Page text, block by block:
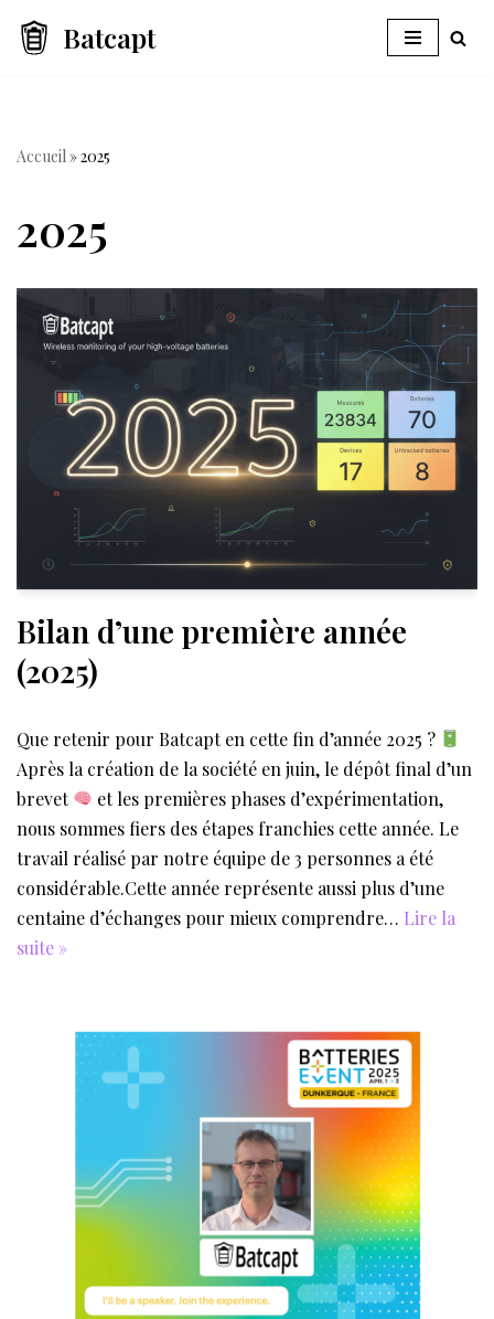
Aller
Batcapt
Accueil»2025
2025
Bilan d’une première année
(2025)
Que retenir pour Batcapt en cette fin d’année 2025 ?
Après la création de la société en juin, le dépôt final d’un
brevet
et les premières phases d’expérimentation,
nous sommes fiers des étapes franchies cette année. Le
travail réalisé par notre équipe de 3 personnes a été
considérable.Cette année représente aussi plus d’une
centaine d’échanges pour mieux comprendre… Lire la
suite »